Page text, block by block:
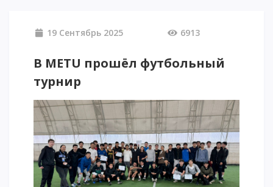
Сценарии поступления-2026
АнтиОлимпиада
Стоимость обучения
Скидки и льготы
Меньше 50 баллов/Без ЕНТ
ИНТЕРЕСНОЕ
19 Сентябрь 2025 6913
В METU прошёл футбольный
турнир